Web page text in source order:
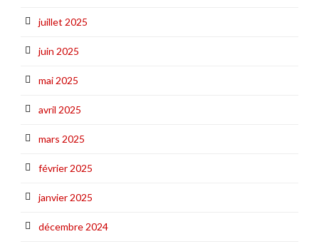
juillet 2025
juin 2025
mai 2025
avril 2025
mars 2025
février 2025
janvier 2025
décembre 2024